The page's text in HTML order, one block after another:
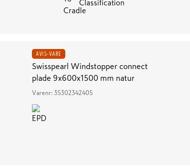
AVIS-VARE
Swisspearl Windstopper connect
plade 9x600x1500 mm natur
Varenr: 35302342405